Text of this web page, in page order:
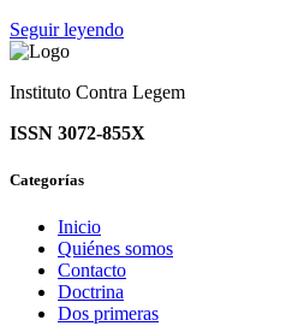
Seguir leyendo
Instituto Contra Legem
ISSN 3072-855X
Categorías
Inicio
Quiénes somos
Contacto
Doctrina
Dos primeras